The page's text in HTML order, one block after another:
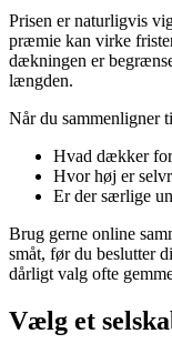
Prisen er naturligvis
præmie kan virke
dækningen er
længden.
Når du sammenligner
Hvad dækker
Hvor høj er
Er der særlige
Brug gerne online
småt, før du beslutter
dårligt valg ofte
Vælg et